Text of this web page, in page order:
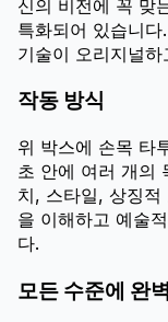
신의 비전에 꼭 맞
특화되어 있습니
기술이 오리지널
작동 방식
위 박스에 손목 타
초 안에 여러 개의
치, 스타일, 상징
을 이해하고 예술
다.
모든 수준에 완벽